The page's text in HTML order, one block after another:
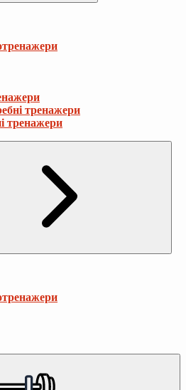
тренажери
тренажери